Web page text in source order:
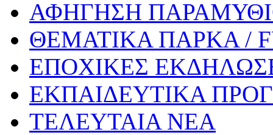
ΑΦΗΓΗΣΗ
ΘΕΜΑΤΙΚΑ ΠΑΡΚΑ /
ΕΠΟΧΙΚΕΣ
ΕΚΠΑΙΔΕΥΤΙΚΑ
ΤΕΛΕΥΤΑΙΑ ΝΕΑ